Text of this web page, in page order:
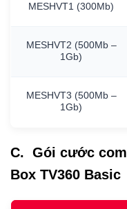
MESHVT1 (300Mb)
MESHVT2 (500Mb –
1Gb)
MESHVT3 (500Mb –
1Gb)
C. Gói cước
Box TV360 Basic